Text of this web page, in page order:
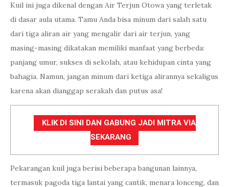
Kuil ini juga dikenal dengan Air Terjun Otowa yang terletak
di dasar aula utama. Tamu Anda bisa minum dari salah satu
dari tiga aliran air yang mengalir dari air terjun, yang
masing-masing dikatakan memiliki manfaat yang berbeda:
panjang umur, sukses di sekolah, atau kehidupan cinta yang
bahagia. Namun, jangan minum dari ketiga alirannya sekaligus
karena akan dianggap serakah dan putus asa!
KLIK DI SINI DAN GABUNG JADI MITRA VIA
SEKARANG
Pekarangan kuil juga berisi beberapa bangunan lainnya,
termasuk pagoda tiga lantai yang cantik, menara lonceng, dan